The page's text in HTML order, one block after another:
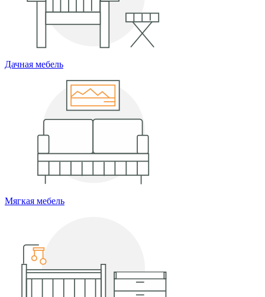
Дачная мебель
Мягкая мебель